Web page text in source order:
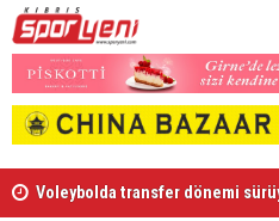
Voleybolda transfer dönemi